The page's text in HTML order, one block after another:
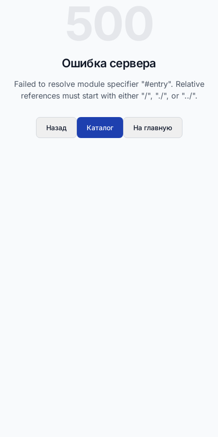
Ошибка сервера
Failed to resolve module specifier "#entry". Relative
references must start with either "/", "./", or "../".
Назад Каталог На главную